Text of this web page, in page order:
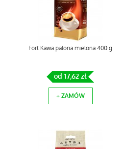
Fort Kawa palona mielona 400 g
od 17,62 zł
+ ZAMÓW